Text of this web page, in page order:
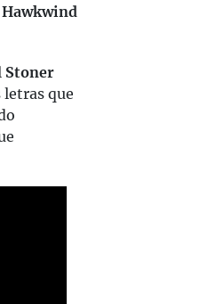
Hawkwind
Stoner
letras que